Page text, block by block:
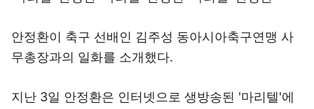
안정환이 축구 선배인 김주성 동아시아축구연맹 사
무총장과의 일화를 소개했다.
지난 3일 안정환은 인터넷으로 생방송된 '마리텔'에